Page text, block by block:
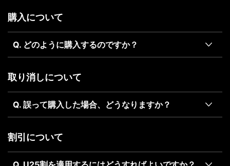
購入について
Q. どのように購入するのですか？
取り消しについて
Q. 誤って購入した場合、どうなりますか？
割引について